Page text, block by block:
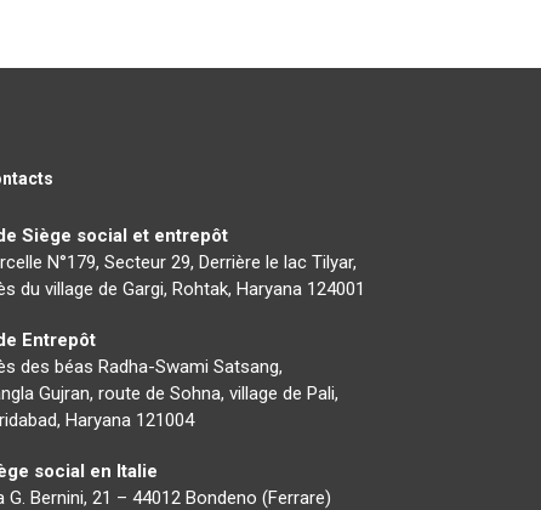
Siège social et entrepôt
N°179, Secteur 29, Derrière le lac Tilyar,
du village de Gargi, Rohtak, Haryana 124001
Entrepôt
des béas Radha-Swami Satsang,
Gujran, route de Sohna, village de Pali,
Haryana 121004
social en Italie
G. Bernini, 21 – 44012 Bondeno (Ferrare)